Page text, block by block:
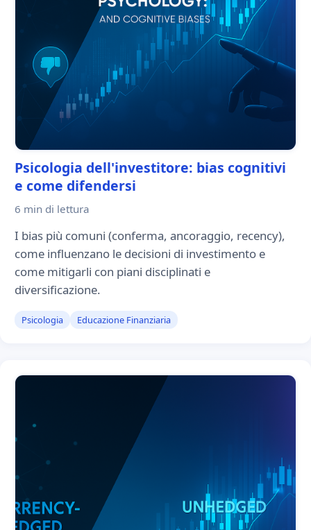
Psicologia dell'investitore: bias cognitivi
e come difendersi
6 min di lettura
I bias più comuni (conferma, ancoraggio, recency),
come influenzano le decisioni di investimento e
come mitigarli con piani disciplinati e
diversificazione.
Psicologia Educazione Finanziaria